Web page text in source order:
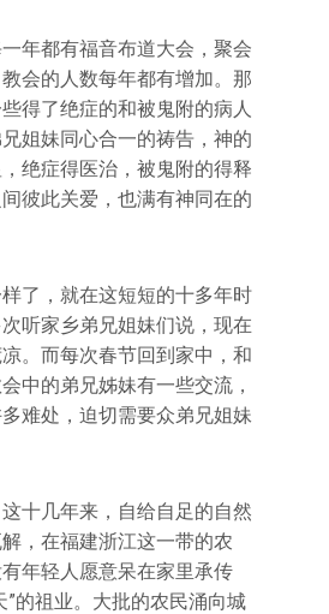
年都有福音布道大会，聚会
会的人数每年都有增加。那
得了绝症的和被鬼附的病人
姐妹同心合一的祷告，神的
绝症得医治，被鬼附的得释
彼此关爱，也满有神同在的
了，就在这短短的十多年时
听家乡弟兄姐妹们说，现在
。而每次春节回到家中，和
中的弟兄姊妹有一些交流，
难处，迫切需要众弟兄姐妹
十几年来，自给自足的自然
，在福建浙江这一带的农
年轻人愿意呆在家里承传
”的祖业。大批的农民涌向城